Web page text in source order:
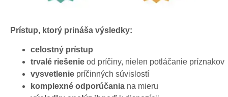
Prístup, ktorý prináša výsledky:
celostný prístup
trvalé riešenie od príčiny, nielen potláčanie príznakov
vysvetlenie príčinných súvislostí
komplexné odporúčania na mieru